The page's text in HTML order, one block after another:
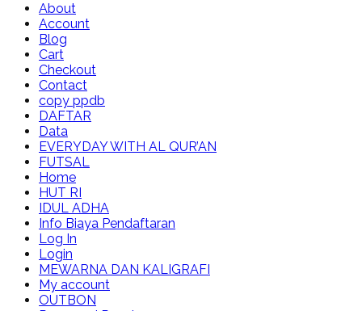
About
Account
Blog
Cart
Checkout
Contact
copy ppdb
DAFTAR
Data
EVERYDAY WITH AL QUR’AN
FUTSAL
Home
HUT RI
IDUL ADHA
Info Biaya Pendaftaran
Log In
Login
MEWARNA DAN KALIGRAFI
My account
OUTBON